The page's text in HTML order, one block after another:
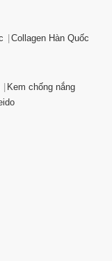
Collagen Hàn Quốc
Kem chống nắng